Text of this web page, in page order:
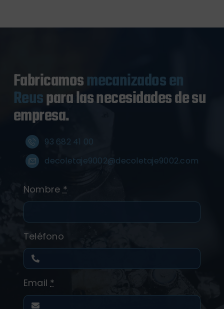
Fabricamosmecanizados en
Reuspara las necesidades de su
empresa.
93 682 41 00
decoletaje9002@decoletaje9002.com
Nombre*
Teléfono
Email*